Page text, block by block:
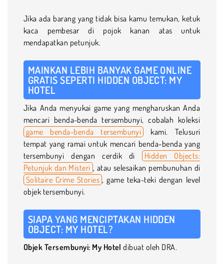
Jika ada barang yang tidak bisa kamu temukan, ketuk
kaca pembesar di pojok kanan atas untuk
mendapatkan petunjuk.
MAINKAN LEBIH BANYAK GAME ONLINE
GRATIS SEPERTI HIDDEN OBJECT: MY
HOTEL
Jika Anda menyukai game yang mengharuskan Anda
mencari benda-benda tersembunyi, cobalah koleksi
game benda-benda tersembunyi
kami. Telusuri
tempat yang ramai untuk mencari benda-benda yang
tersembunyi dengan cerdik di
Hidden Objects:
Petunjuk dan Misteri , atau selesaikan pembunuhan di
Solitaire Crime Stories , game teka-teki dengan level
objek tersembunyi.
SIAPA YANG MENCIPTAKAN HIDDEN
OBJECT: MY HOTEL?
Objek Tersembunyi: My Hotel dibuat oleh DRA.